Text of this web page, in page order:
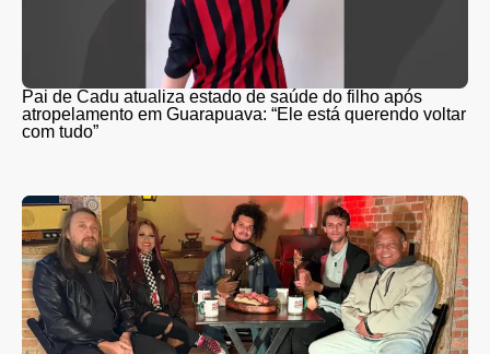
Pai de Cadu atualiza estado de saúde do filho após
atropelamento em Guarapuava: “Ele está querendo voltar
com tudo”